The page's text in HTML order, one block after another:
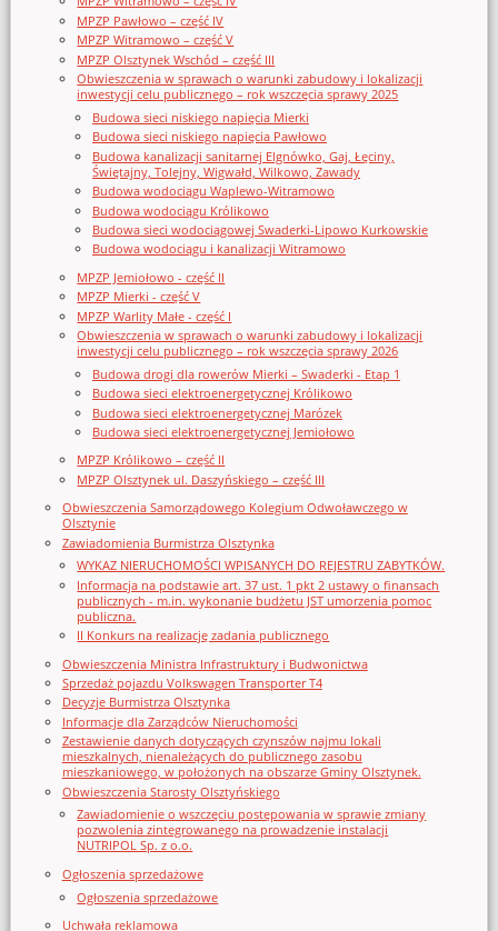
MPZP Pawłowo – część IV
MPZP Witramowo – część V
MPZP Olsztynek Wschód – część III
Obwieszczenia w sprawach o warunki zabudowy i lokalizacji
inwestycji celu publicznego – rok wszczęcia sprawy 2025
Budowa sieci niskiego napięcia Mierki
Budowa sieci niskiego napięcia Pawłowo
Budowa kanalizacji sanitarnej Elgnówko, Gaj, Łęciny,
Świętajny, Tolejny, Wigwałd, Wilkowo, Zawady
Budowa wodociągu Waplewo-Witramowo
Budowa wodociągu Królikowo
Budowa sieci wodociągowej Swaderki-Lipowo Kurkowskie
Budowa wodociągu i kanalizacji Witramowo
MPZP Jemiołowo - część II
MPZP Mierki - część V
MPZP Warlity Małe - część I
Obwieszczenia w sprawach o warunki zabudowy i lokalizacji
inwestycji celu publicznego – rok wszczęcia sprawy 2026
Budowa drogi dla rowerów Mierki – Swaderki - Etap 1
Budowa sieci elektroenergetycznej Królikowo
Budowa sieci elektroenergetycznej Marózek
Budowa sieci elektroenergetycznej Jemiołowo
MPZP Królikowo – część II
MPZP Olsztynek ul. Daszyńskiego – część III
Obwieszczenia Samorządowego Kolegium Odwoławczego w
Olsztynie
Zawiadomienia Burmistrza Olsztynka
WYKAZ NIERUCHOMOŚCI WPISANYCH DO REJESTRU ZABYTKÓW.
Informacja na podstawie art. 37 ust. 1 pkt 2 ustawy o finansach
publicznych - m.in. wykonanie budżetu JST umorzenia pomoc
publiczna.
II Konkurs na realizację zadania publicznego
Obwieszczenia Ministra Infrastruktury i Budwonictwa
Sprzedaż pojazdu Volkswagen Transporter T4
Decyzje Burmistrza Olsztynka
Informacje dla Zarządców Nieruchomości
Zestawienie danych dotyczących czynszów najmu lokali
mieszkalnych, nienależących do publicznego zasobu
mieszkaniowego, w położonych na obszarze Gminy Olsztynek.
Obwieszczenia Starosty Olsztyńskiego
Zawiadomienie o wszczęciu postępowania w sprawie zmiany
pozwolenia zintegrowanego na prowadzenie instalacji
NUTRIPOL Sp. z o.o.
Ogłoszenia sprzedażowe
Ogłoszenia sprzedażowe
Uchwała reklamowa